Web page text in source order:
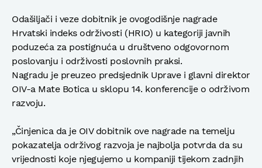
Odašiljači i veze dobitnik je ovogodišnje nagrade
Hrvatski indeks održivosti (HRIO) u kategoriji javnih
poduzeća za postignuća u društveno odgovornom
poslovanju i održivosti poslovnih praksi.
Nagradu je preuzeo predsjednik Uprave i glavni direktor
OIV-a Mate Botica u sklopu 14. konferencije o održivom
razvoju.
„Činjenica da je OIV dobitnik ove nagrade na temelju
pokazatelja održivog razvoja je najbolja potvrda da su
vrijednosti koje njegujemo u kompaniji tijekom zadnjih